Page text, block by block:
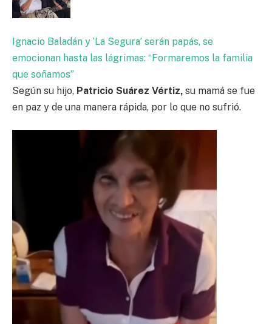
Ignacio Baladán y ‘La Segura’ serán papás, se
emocionan hasta las lágrimas: “Formaremos la familia
que soñamos”
Según su hijo, Patricio Suárez Vértiz, su mamá se fue
en paz y de una manera rápida, por lo que no sufrió.